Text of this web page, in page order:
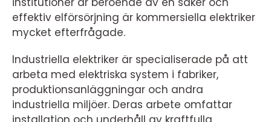
effektiv elförsörjning är kommersiella elektriker
mycket efterfrågade.
Industriella elektriker är specialiserade på att
arbeta med elektriska system i fabriker,
produktionsanläggningar och andra
industriella miljöer. Deras arbete omfattar